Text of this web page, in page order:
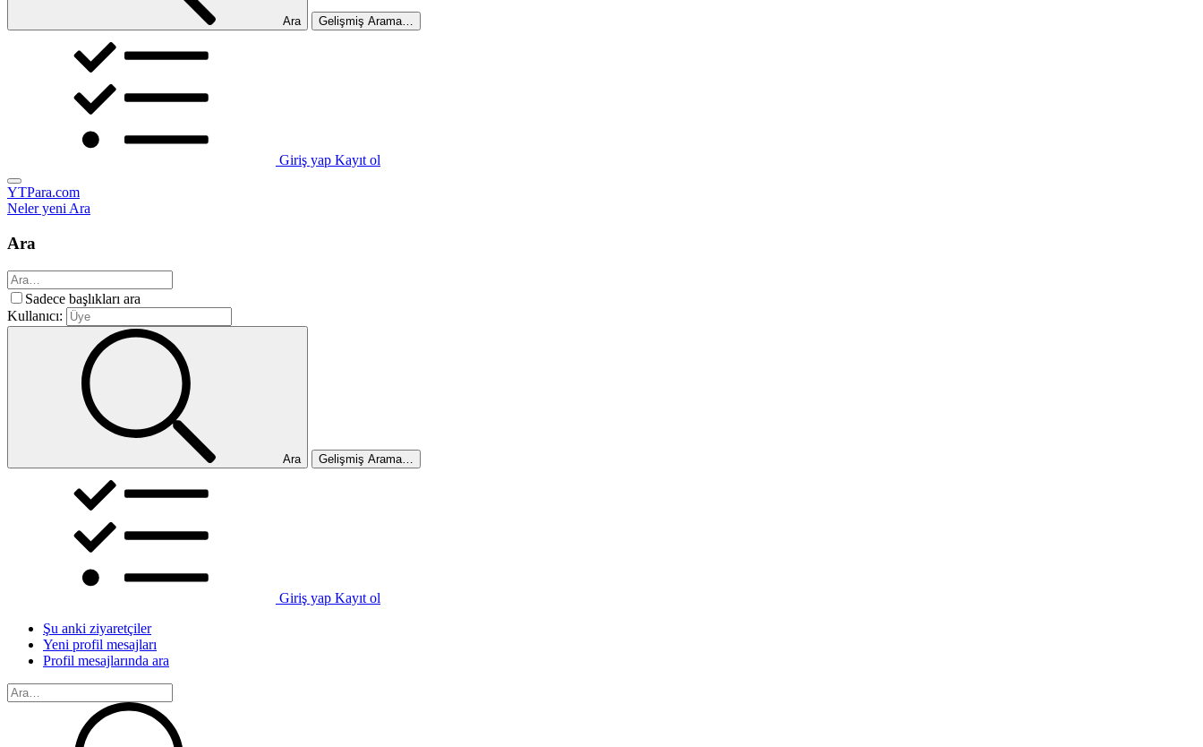
Ara Gelişmiş Arama…
Giriş yap Kayıt ol
YTPara.com
Neler yeniAra
Ara
Sadece başlıkları ara
Kullanıcı:
Ara Gelişmiş Arama…
Giriş yap Kayıt ol
Şu anki ziyaretçiler
Yeni profil mesajları
Profil mesajlarında ara